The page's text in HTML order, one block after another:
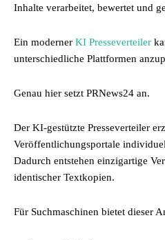
Inhalte verarbeitet, bewertet und
Ein moderner KI Presseverteiler
unterschiedliche Plattformen
Genau hier setzt PRNews24 an.
Der KI-gestützte Presseverteiler
Veröffentlichungsportale
Dadurch entstehen einzigartige
identischer Textkopien.
Für Suchmaschinen bietet dieser